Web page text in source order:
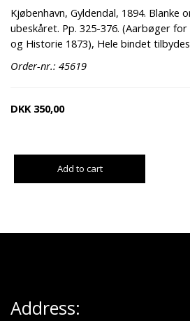
Kjøbenhavn, Gyldendal, 1894. Blanke
ubeskåret. Pp. 325-376. (Aarbøger
og Historie 1873), Hele bindet
Order-nr.: 45619
DKK 350,00
Add to cart
Address: